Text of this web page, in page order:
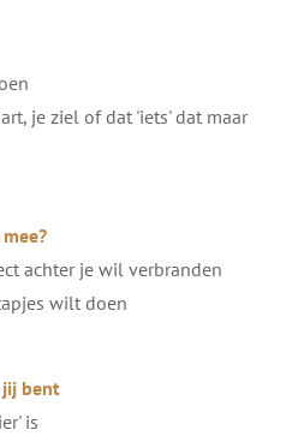
je ziel of dat 'iets' dat maar
achter je wil verbranden
wilt doen
bent
is